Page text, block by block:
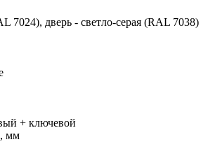
7024), дверь - светло-серая (RAL 7038)
+ ключевой
мм